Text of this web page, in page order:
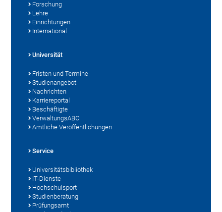
Forschung
Lehre
Einrichtungen
International
Universität
Fristen und Termine
Studienangebot
Nachrichten
Karriereportal
Beschäftigte
VerwaltungsABC
Amtliche Veröffentlichungen
Service
Universitätsbibliothek
IT-Dienste
Hochschulsport
Studienberatung
Prüfungsamt